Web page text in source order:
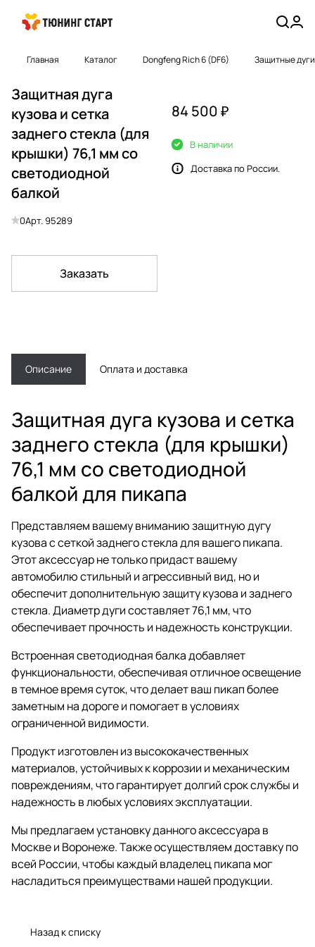
Главная Каталог Dongfeng Rich 6 (DF6) Защитные дуги
Защитная дуга
кузова и сетка
заднего стекла (для
крышки) 76,1 мм со
светодиодной
балкой
0Арт.95289
Заказать
84 500 ₽
В наличии
Доставка по России.
Описание Оплата и доставка
Защитная дуга кузова и сетка
заднего стекла (для крышки)
76,1 мм со светодиодной
балкой для пикапа
Представляем вашему вниманию защитную дугу
кузова с сеткой заднего стекла для вашего пикапа.
Этот аксессуар не только придаст вашему
автомобилю стильный и агрессивный вид, но и
обеспечит дополнительную защиту кузова и заднего
стекла. Диаметр дуги составляет 76,1 мм, что
обеспечивает прочность и надежность конструкции.
Встроенная светодиодная балка добавляет
функциональности, обеспечивая отличное освещение
в темное время суток, что делает ваш пикап более
заметным на дороге и помогает в условиях
ограниченной видимости.
Продукт изготовлен из высококачественных
материалов, устойчивых к коррозии и механическим
повреждениям, что гарантирует долгий срок службы и
надежность в любых условиях эксплуатации.
Мы предлагаем установку данного аксессуара в
Москве и Воронеже. Также осуществляем доставку по
всей России, чтобы каждый владелец пикапа мог
насладиться преимуществами нашей продукции.
Назад к списку